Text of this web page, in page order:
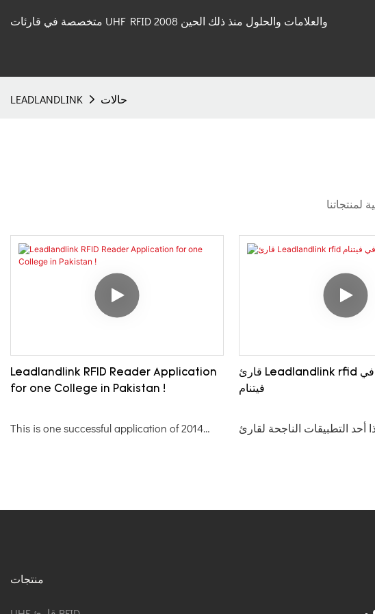
متخصصة في قارئات UHF RFID والعلامات والحلول منذ ذلك الحين 2008
LEADLANDLINK حالات
لمنتجاتنا
Leadlandlink RFID Reader Application
for one College in Pakistan !
This is one successful application of 2014
management
قارئ Leadlandlink rfid لمجتمع واحد في
فيتنام
أحد التطبيقات الناجحة لقارئ
المركبات وما إلى ذلك.
منتجات